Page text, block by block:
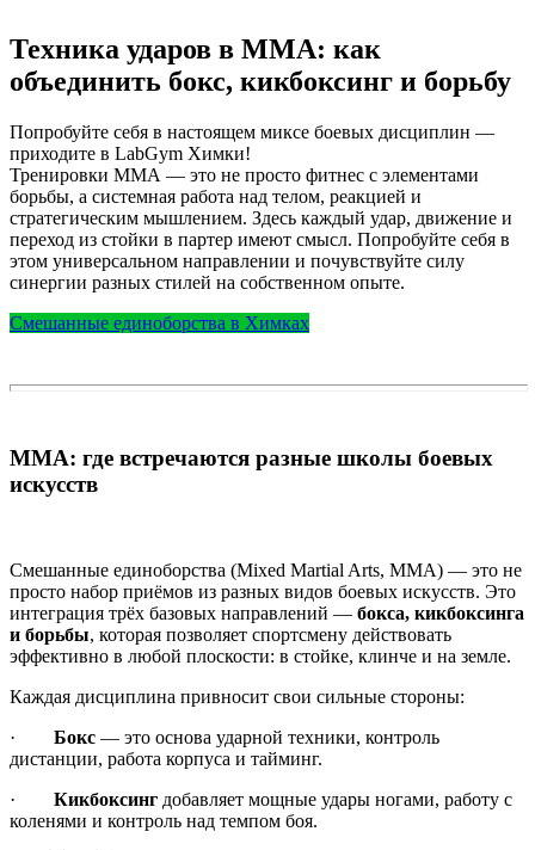
Техника ударов в ММА: как
объединить бокс, кикбоксинг и борьбу
Попробуйте себя в настоящем миксе боевых дисциплин —
приходите в LabGym Химки!
Тренировки ММА — это не просто фитнес с элементами
борьбы, а системная работа над телом, реакцией и
стратегическим мышлением. Здесь каждый удар, движение и
переход из стойки в партер имеют смысл. Попробуйте себя в
этом универсальном направлении и почувствуйте силу
синергии разных стилей на собственном опыте.
Смешанные единоборства в Химках
ММА: где встречаются разные школы боевых
искусств
Смешанные единоборства (Mixed Martial Arts, ММА) — это не
просто набор приёмов из разных видов боевых искусств. Это
интеграция трёх базовых направлений — бокса, кикбоксинга
и борьбы, которая позволяет спортсмену действовать
эффективно в любой плоскости: в стойке, клинче и на земле.
Каждая дисциплина привносит свои сильные стороны:
· Бокс — это основа ударной техники, контроль
дистанции, работа корпуса и тайминг.
· Кикбоксинг добавляет мощные удары ногами, работу с
коленями и контроль над темпом боя.